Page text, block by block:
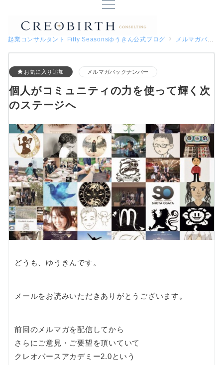
起業コンサルタント Fifty Seasonsゆうきん公式ブログ メルマガバックナンバー
お気に入り追加 メルマガバックナンバー
個人がコミュニティの力を使って輝く次
のステージへ
どうも、ゆうきんです。
メールをお読みいただきありがとうございます。
前回のメルマガを配信してから
さらにご意見・ご要望を頂いていて
クレオバースアカデミー2.0という